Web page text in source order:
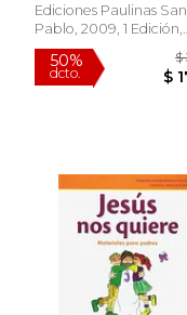
Ediciones Paulinas San
Pablo, 2009, 1 Edición,
Tapa Blanda, Nuevo